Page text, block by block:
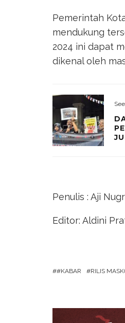
Pemerintah
mendukung
2024 ini dapat
dikenal oleh
Penulis : Aji
Editor: Aldini
#KABAR RILIS